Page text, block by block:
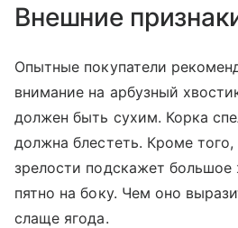
Внешние
Опытные покупатели
внимание на арбузный
должен быть сухим. Корка
должна блестеть. Кроме
зрелости подскажет большое
пятно на боку. Чем оно
слаще ягода.